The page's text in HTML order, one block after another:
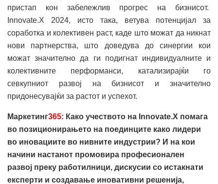
пристап кон забележлив прогрес на бизнисот.
Innovate.X 2024, исто така, ветува потенцијал за
соработка и колективен раст, каде што можат да никнат
нови партнерства, што доведува до синергии кои
можат значително да ги подигнат индивидуалните и
колективните перформанси, катализирајќи го
севкупниот развој на бизнисот и значително
придонесувајќи за растот и успехот.
Маркетинг365: Како учеството на Innovate.X помага
во позиционирањето на поединците како лидери
во иновациите во нивните индустрии? И на кои
начини настанот промовира професионален
развој преку работилници, дискусии со истакнати
експерти и создавање иновативни решенија,